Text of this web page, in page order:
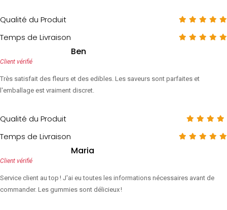
Qualité du Produit
Temps de Livraison
Ben
Client vérifié
Très satisfait des fleurs et des edibles. Les saveurs sont parfaites et
l'emballage est vraiment discret.
Qualité du Produit
Temps de Livraison
Maria
Client vérifié
Service client au top ! J'ai eu toutes les informations nécessaires avant de
commander. Les gummies sont délicieux !